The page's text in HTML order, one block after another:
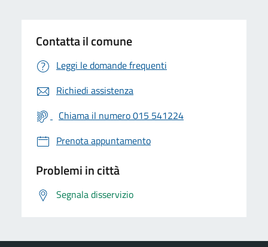
Contatta il comune
Leggi le domande frequenti
Richiedi assistenza
Chiama il numero 015 541224
Prenota appuntamento
Problemi in città
Segnala disservizio